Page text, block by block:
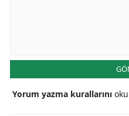
Yorum yazma kurallarını